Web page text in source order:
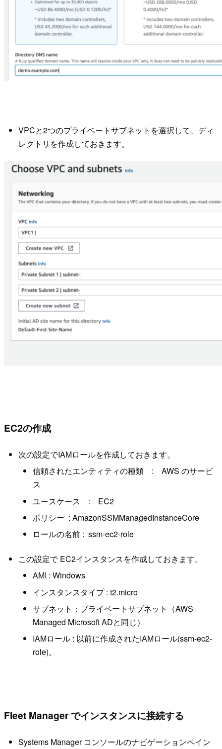
VPCと2つのプライベートサブネットを選択して、ディ
レクトリを作成しておきます。
EC2の作成
次の設定でIAMロールを作成しておきます。
信頼されたエンティティの種類 : AWS のサービ
ス
ユースケース : EC2
ポリシー : AmazonSSMManagedInstanceCore
ロールの名前 : ssm-ec2-role
この設定で EC2インスタンスを作成しておきます。
AMI : Windows
インスタンスタイプ : t2.micro
サブネット：プライベートサブネット（AWS
Managed Microsoft ADと同じ）
IAMロール : 以前に作成されたIAMロール(ssm-ec2-
role)。
Fleet Manager でインスタンスに接続する
Systems Manager コンソールのナビゲーションペイン